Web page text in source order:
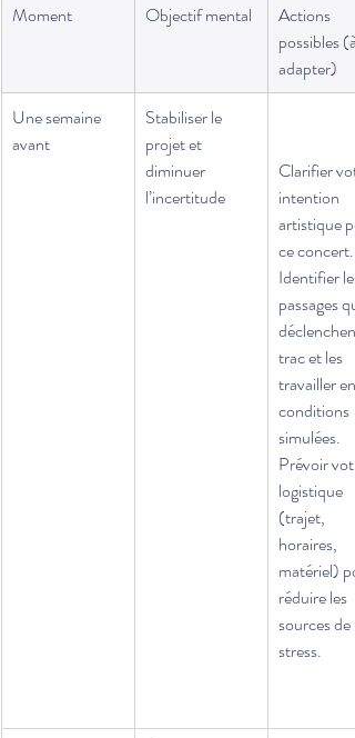
Moment Objectif mental
Actions
possibles (à
adapter)
Une semaine
avant
Stabiliser le
projet et
diminuer
l’incertitude
Clarifier
intention
artistique
ce concert.
Identifier les
passages qui
trac et les
travailler en
conditions
simulées.
Prévoir
logistique
(trajet,
horaires,
matériel)
réduire les
sources de
stress.